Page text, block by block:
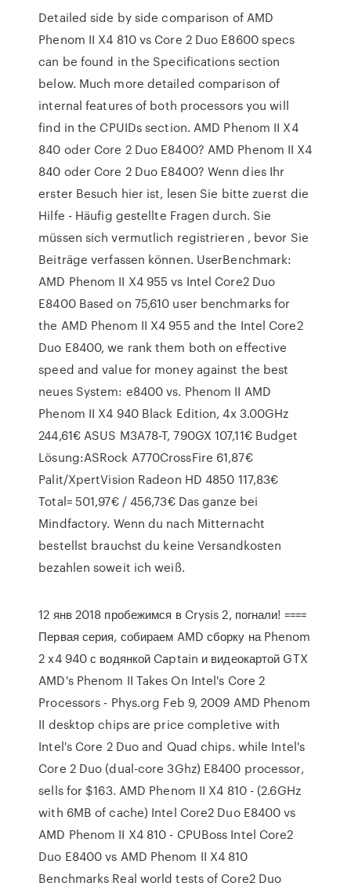
Detailed side by side comparison of AMD
Phenom II X4 810 vs Core 2 Duo E8600 specs
can be found in the Specifications section
below. Much more detailed comparison of
internal features of both processors you will
find in the CPUIDs section. AMD Phenom II X4
840 oder Core 2 Duo E8400? AMD Phenom II X4
840 oder Core 2 Duo E8400? Wenn dies Ihr
erster Besuch hier ist, lesen Sie bitte zuerst die
Hilfe - Häufig gestellte Fragen durch. Sie
müssen sich vermutlich registrieren , bevor Sie
Beiträge verfassen können. UserBenchmark:
AMD Phenom II X4 955 vs Intel Core2 Duo
E8400 Based on 75,610 user benchmarks for
the AMD Phenom II X4 955 and the Intel Core2
Duo E8400, we rank them both on effective
speed and value for money against the best
neues System: e8400 vs. Phenom II AMD
Phenom II X4 940 Black Edition, 4x 3.00GHz
244,61€ ASUS M3A78-T, 790GX 107,11€ Budget
Lösung:ASRock A770CrossFire 61,87€
Palit/XpertVision Radeon HD 4850 117,83€
Total= 501,97€ / 456,73€ Das ganze bei
Mindfactory. Wenn du nach Mitternacht
bestellst brauchst du keine Versandkosten
bezahlen soweit ich weiß.
12 янв 2018 пробежимся в Crysis 2, погнали! ====
Первая серия, собираем AMD сборку на Phenom
2 x4 940 с водянкой Captain и видеокартой GTX
AMD's Phenom II Takes On Intel's Core 2
Processors - Phys.org Feb 9, 2009 AMD Phenom
II desktop chips are price completive with
Intel's Core 2 Duo and Quad chips. while Intel's
Core 2 Duo (dual-core 3Ghz) E8400 processor,
sells for $163. AMD Phenom II X4 810 - (2.6GHz
with 6MB of cache) Intel Core2 Duo E8400 vs
AMD Phenom II X4 810 - CPUBoss Intel Core2
Duo E8400 vs AMD Phenom II X4 810
Benchmarks Real world tests of Core2 Duo